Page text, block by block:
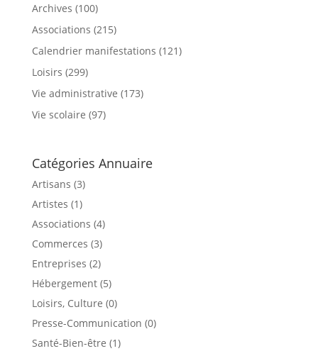
Archives (100)
Associations (215)
Calendrier manifestations (121)
Loisirs (299)
Vie administrative (173)
Vie scolaire (97)
Catégories Annuaire
Artisans (3)
Artistes (1)
Associations (4)
Commerces (3)
Entreprises (2)
Hébergement (5)
Loisirs, Culture (0)
Presse-Communication (0)
Santé-Bien-être (1)